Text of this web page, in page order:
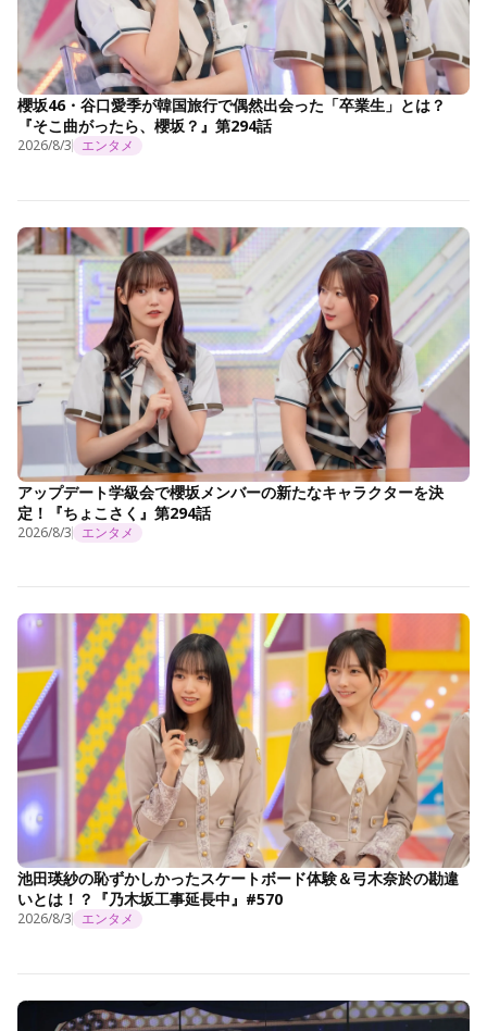
櫻坂46・谷口愛季が韓国旅行で偶然出会った「卒業生」とは？
『そこ曲がったら、櫻坂？』第294話
2026/8/3 エンタメ
アップデート学級会で櫻坂メンバーの新たなキャラクターを決
定！『ちょこさく』第294話
2026/8/3 エンタメ
池田瑛紗の恥ずかしかったスケートボード体験＆弓木奈於の勘違
いとは！？『乃木坂工事延長中』#570
2026/8/3 エンタメ